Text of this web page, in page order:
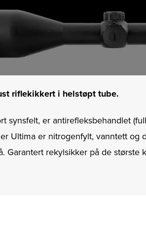
riflekikkert i helstøpt tube.
synsfelt, er antirefleksbehandlet
Ultima er nitrogenfylt, vanntett og
Garantert rekylsikker på de største